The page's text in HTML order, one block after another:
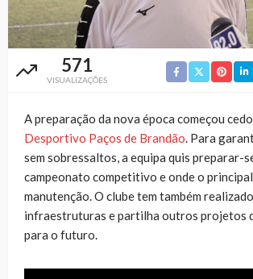
571
VISUALIZAÇÕES
A preparação da nova época começou
Desportivo Paços de Brandão. Para
sem sobressaltos, a equipa quis preparar-
campeonato competitivo e onde o
manutenção. O clube tem também
infraestruturas e partilha outros projetos
para o futuro.